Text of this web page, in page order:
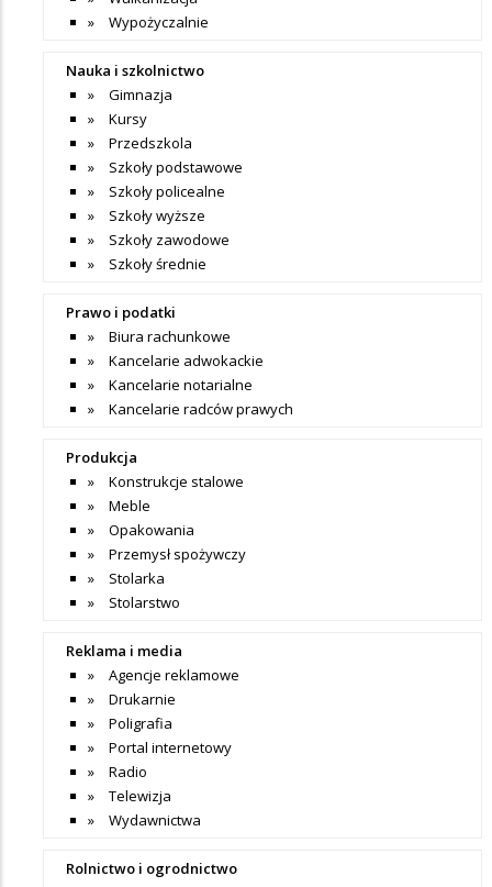
Wypożyczalnie
Nauka i szkolnictwo
Gimnazja
Kursy
Przedszkola
Szkoły podstawowe
Szkoły policealne
Szkoły wyższe
Szkoły zawodowe
Szkoły średnie
Prawo i podatki
Biura rachunkowe
Kancelarie adwokackie
Kancelarie notarialne
Kancelarie radców prawych
Produkcja
Konstrukcje stalowe
Meble
Opakowania
Przemysł spożywczy
Stolarka
Stolarstwo
Reklama i media
Agencje reklamowe
Drukarnie
Poligrafia
Portal internetowy
Radio
Telewizja
Wydawnictwa
Rolnictwo i ogrodnictwo